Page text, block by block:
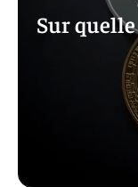
Sur